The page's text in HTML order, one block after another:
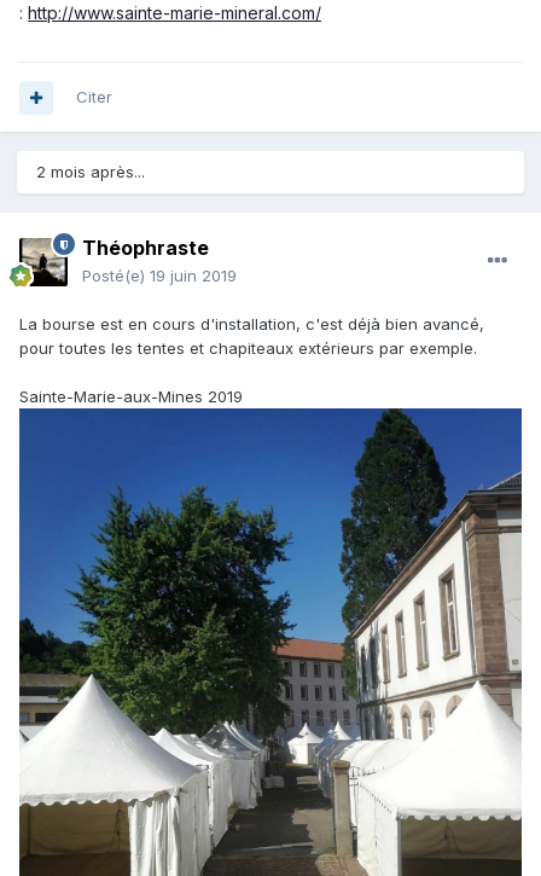
: http://www.sainte-marie-mineral.com/
Citer
2 mois après...
Théophraste
Posté(e) 19 juin 2019
La bourse est en cours d'installation, c'est déjà bien avancé,
pour toutes les tentes et chapiteaux extérieurs par exemple.
Sainte-Marie-aux-Mines 2019